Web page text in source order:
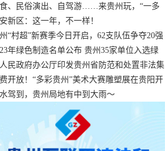
“打响”
、民俗演出、自驾游……来贵州玩，“一多
三免”！
新区：这一年，不一样！
“村超”新赛季今日开启，62支队伍争夺20强
年绿色制造名单公布 贵州35家单位入选绿
厂
民政府办公厅印发贵州省防范和处置非法集
作实施细则
开放！“多彩贵州”美术大赛雕塑展在贵阳开
持续至1月19日
驾到，贵州局地有中到大雨～